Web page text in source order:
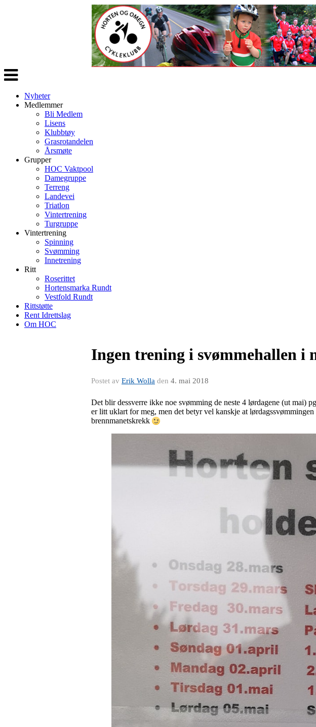
Veksle
navigasjon
Nyheter
Medlemmer
Bli Medlem
Lisens
Klubbtøy
Grasrotandelen
Årsmøte
Grupper
HOC Vaktpool
Damegruppe
Terreng
Landevei
Triatlon
Vintertrening
Turgruppe
Vintertrening
Spinning
Svømming
Innetrening
Ritt
Roserittet
Hortensmarka Rundt
Vestfold Rundt
Rittstøtte
Rent Idrettslag
Om HOC
Ingen trening i svømmehallen i
Postet av Erik Wolla den 4. mai 2018
Det blir dessverre ikke noe svømming de neste 4 lørdagene (ut mai)
er litt uklart for meg, men det betyr vel kanskje at
brennmanetskrekk